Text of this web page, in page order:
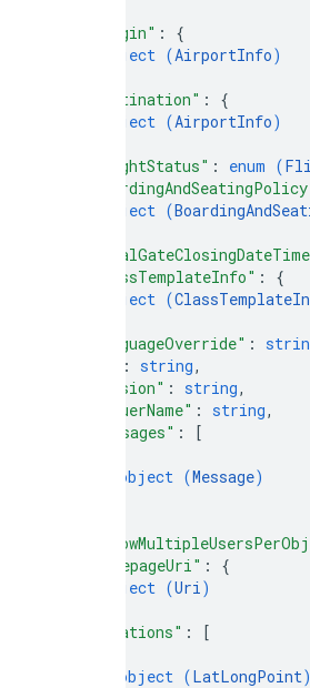
"origin" : {
object (AirportInfo)
"destination" : {
object (AirportInfo)
"flightStatus" : enum (
object (
"classTemplateInfo" : {
object (
"languageOverride" :
: string,
"version" : string,
"issuerName" : string,
"messages" :
[
object (Message)
"homepageUri" : {
object (Uri)
"locations" :
[
object (LatLongPoint)